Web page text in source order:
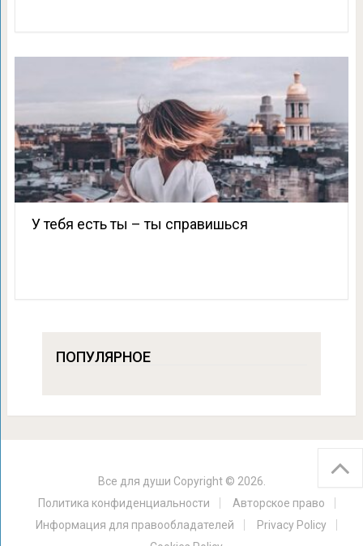
У тебя есть ты – ты справишься
ПОПУЛЯРНОЕ
Все для души Copyright © 2026.
Политика конфиденциальности
Авторское право
Информация для правообладателей
Privacy Policy